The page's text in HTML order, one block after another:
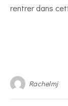
rentrer dans
Rachelmj